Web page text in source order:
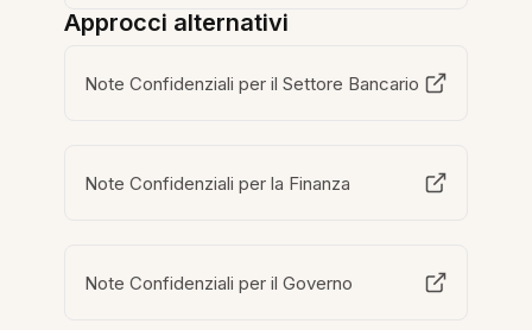
Approcci alternativi
Note Confidenziali per il Settore Bancario
Note Confidenziali per la Finanza
Note Confidenziali per il Governo